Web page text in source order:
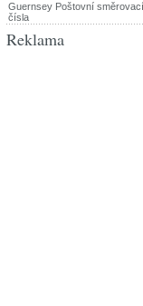
Guernsey Poštovní směrovací
čísla
Reklama